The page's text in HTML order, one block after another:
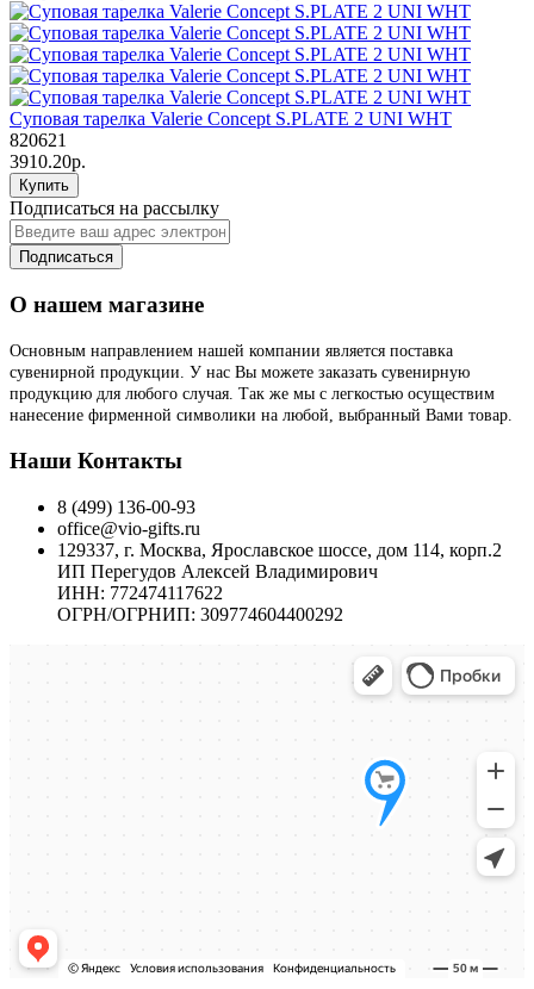
Суповая тарелка Valerie Concept S.PLATE 2 UNI WHT
820621
3910.20р.
Купить
Подписаться на рассылку
Подписаться
О нашем магазине
Основным направлением нашей компании является поставка
сувенирной продукции. У нас Вы можете заказать сувенирную
продукцию для любого случая. Так же мы с легкостью осуществим
нанесение фирменной символики на любой, выбранный Вами товар.
Наши Контакты
8 (499) 136-00-93
office@vio-gifts.ru
129337, г. Москва, Ярославское шоссе, дом 114, корп.2
ИП Перегудов Алексей Владимирович
ИНН: 772474117622
ОГРН/ОГРНИП: 309774604400292